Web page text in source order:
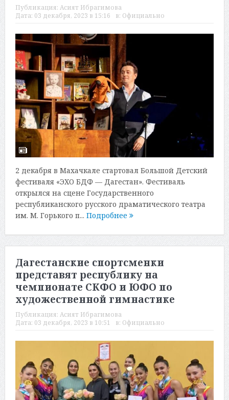
Публикация: Асият Ибрагимова
Дата: 03 декабря, 2023 в 15:16 в: Официально
2 декабря в Махачкале стартовал Большой Детский
фестиваля «ЭХО БДФ — Дагестан». Фестиваль
открылся на сцене Государственного
республиканского русского драматического театра
им. М. Горького п... Подробнее
Дагестанские спортсменки
представят республику на
чемпионате СКФО и ЮФО по
художественной гимнастике
Публикация: Асият Ибрагимова
Дата: 03 декабря, 2023 в 10:51 в: Официально